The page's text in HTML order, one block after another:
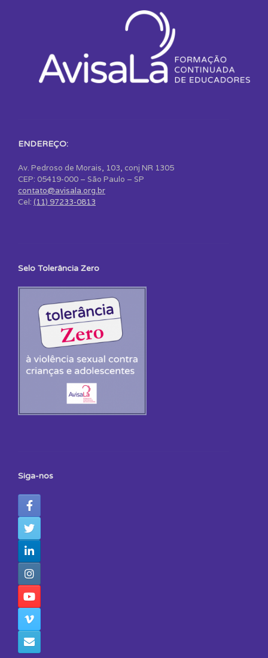
ENDEREÇO:
Av. Pedroso de Morais, 103, conj NR 1305
CEP: 05419-000 – São Paulo – SP
contato@avisala.org.br
Cel: (11) 97233-0813
Selo Tolerância Zero
Siga-nos